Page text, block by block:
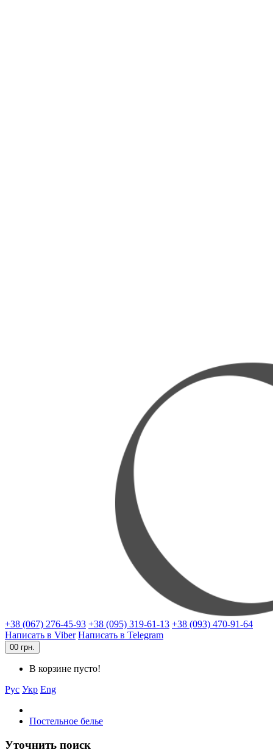
+38 (067) 276-45-93 +38 (095) 319-61-13 +38 (093) 470-91-64
Написать в Viber Написать в Telegram
00 грн.
В корзине пусто!
Рус Укр Eng
Постельное белье
Уточнить поиск